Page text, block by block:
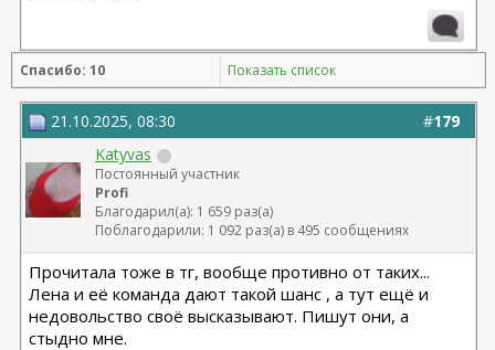
Спасибо: 10 Показать список
#179
21.10.2025, 08:30
Katyvas
Постоянный участник
Profi
Благодарил(а): 1 659 раз(а)
Поблагодарили: 1 092 раз(а) в 495 сообщениях
Прочитала тоже в тг, вообще противно от таких...
Лена и её команда дают такой шанс , а тут ещё и
недовольство своё высказывают. Пишут они, а
стыдно мне.